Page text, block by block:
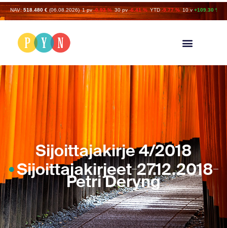
NAV: 518.480 € (06.08.2026) 1 pv -0.93 % 30 pv -6.41 % YTD -9.77 % 10 v +109.30 %
Sijoittajakirje 4/2018
Sijoittajakirjeet 27.12.2018
Petri Deryng